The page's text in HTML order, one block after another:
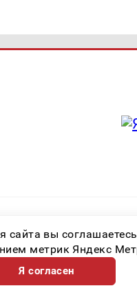
16+
Регистрационный
вы
метрик Яндекс
Я согласен